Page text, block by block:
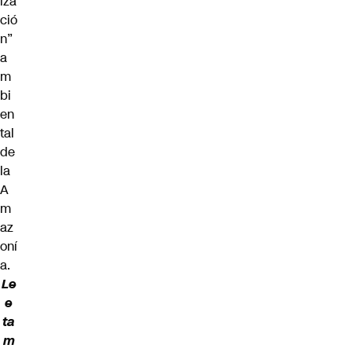
ció
n”
a
m
bi
en
tal
de
la
A
m
az
oní
a.
Le
e
ta
m